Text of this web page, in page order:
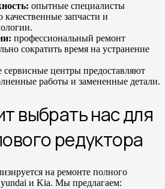
опытные специалисты
качественные запчасти и
профессиональный ремонт
сократить время на устранение
сервисные центры предоставляют
работы и замененные детали.
выбрать нас для
редуктора
на ремонте полного
и Kia. Мы предлагаем: